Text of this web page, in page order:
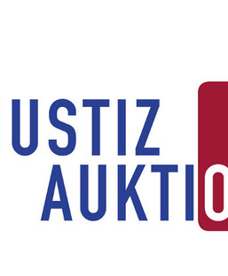
Anwärter des Jahrgangs 2024/2026
NRW geehrt
helfen Streit schlichten!